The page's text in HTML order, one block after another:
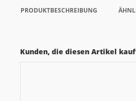
PRODUKTBESCHREIBUNG
Kunden, die diesen Artikel